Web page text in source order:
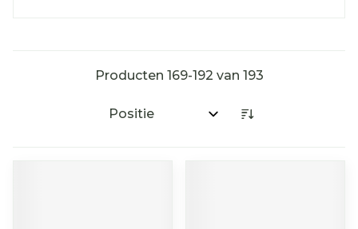
Producten 169-192 van 193
Sorteer op: